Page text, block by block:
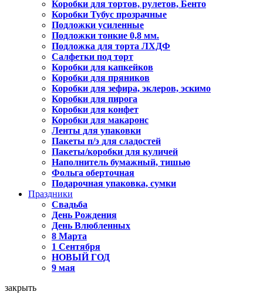
Коробки для тортов, рулетов, Бенто
Коробки Тубус прозрачные
Подложки усиленные
Подложки тонкие 0,8 мм.
Подложка для торта ЛХДФ
Салфетки под торт
Коробки для капкейков
Коробки для пряников
Коробки для зефира, эклеров, эскимо
Коробки для пирога
Коробки для конфет
Коробки для макаронс
Ленты для упаковки
Пакеты п/э для сладостей
Пакеты/коробки для куличей
Наполнитель бумажный, тишью
Фольга оберточная
Подарочная упаковка, сумки
Праздники
Свадьба
День Рождения
День Влюбленных
8 Марта
1 Сентября
НОВЫЙ ГОД
9 мая
закрыть